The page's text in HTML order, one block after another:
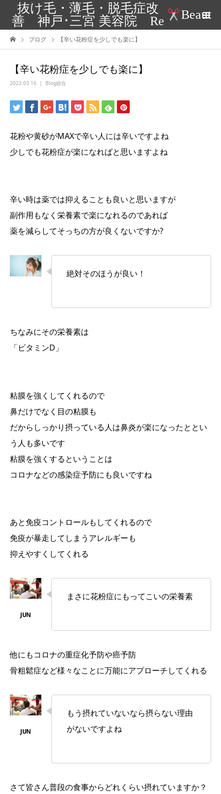
抜け毛・薄毛・脱毛症改
善 神戸･三宮 美容院 Re
Beaut
ブログ 【辛い花粉症を少しでも楽に】
【辛い花粉症を少しでも楽に】
2022.03.16 Blog総合
花粉や黄砂がMAXで辛い人には辛いですよね
少しでも花粉症が楽になればと思いますよね
辛い時は薬では抑えることも良いと思いますが
副作用もなく栄養素で楽になれるのであれば
薬を減らしてそっちの方が良くないですか?
絶対そのほうが良い！
ちなみにその栄養素は
「ビタミンD」
粘膜を強くしてくれるので
鼻だけでなく目の粘膜も
だからしっかり摂っている人は鼻炎が楽になったととい
う人も多いです
粘膜を強くするということは
コロナなどの感染症予防にも良いですね
あと免疫コントロールもしてくれるので
免疫が暴走してしまうアレルギーも
抑えやすくしてくれる
まさに花粉症にもってこいの栄養素
他にもコロナの重症化予防や癌予防
骨粗鬆症など様々なことに万能にアプローチしてくれる
もう摂れていないなら摂らない理由
がないですよね
さて皆さん普段の食事からどれくらい摂れていますか？